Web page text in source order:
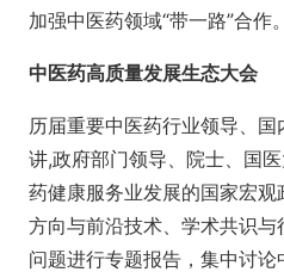
加强中医药领域“带一路”合作。
中医药高质量发展生态大会
历届重要中医药行业领导、
讲,政府部门领导、院士、国
药健康服务业发展的国家宏
方向与前沿技术、学术共识
问题进行专题报告，集中讨